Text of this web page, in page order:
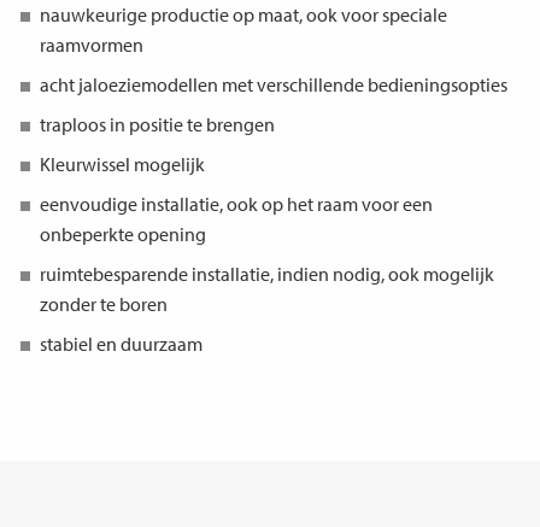
nauwkeurige productie op maat, ook voor speciale
raamvormen
acht jaloeziemodellen met verschillende bedieningsopties
traploos in positie te brengen
Kleurwissel mogelijk
eenvoudige installatie, ook op het raam voor een
onbeperkte opening
ruimtebesparende installatie, indien nodig, ook mogelijk
zonder te boren
stabiel en duurzaam